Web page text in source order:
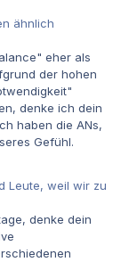
ähnlich
eher als
der hohen
denke ich dein
haben die ANs,
Gefühl.
Leute, weil wir zu
denke dein